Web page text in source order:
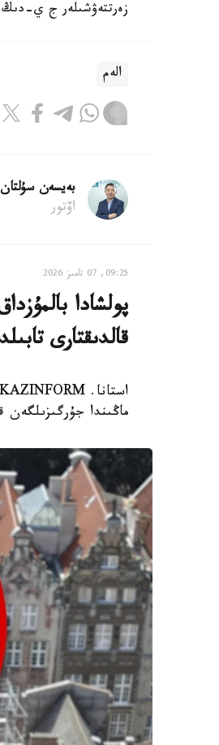
زەرتتەۋشىلەر ج ي-دىڭ
الەم
بەيسەن سۇلتان
اۆتور
09:25, 07 تامىز 2026
قالدىقتارى
ماڭىندا جۇرگىزىلگەن